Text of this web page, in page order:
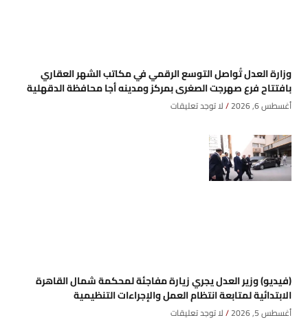
وزارة العدل تُواصل التوسع الرقمي في مكاتب الشهر العقاري
بافتتاح فرع صهرجت الصغرى بمركز ومدينه أجا محافظة الدقهلية
أغسطس 6, 2026 لا توجد تعليقات
(فيديو) وزير العدل يجري زيارة مفاجئة لمحكمة شمال القاهرة
الابتدائية لمتابعة انتظام العمل والإجراءات التنظيمية
أغسطس 5, 2026 لا توجد تعليقات